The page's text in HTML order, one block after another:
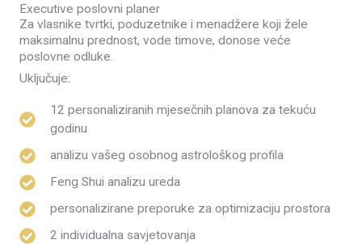
Executive poslovni planer
Za vlasnike tvrtki, poduzetnike i menadžere koji žele
maksimalnu prednost, vode timove, donose veće
poslovne odluke.
Uključuje:
12 personaliziranih mjesečnih planova za tekuću
godinu
analizu vašeg osobnog astrološkog profila
Feng Shui analizu ureda
personalizirane preporuke za optimizaciju prostora
2 individualna savjetovanja